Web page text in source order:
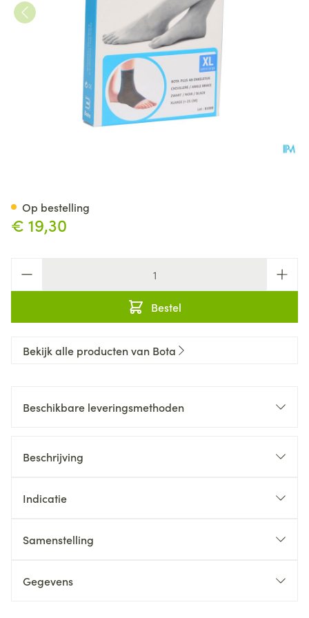
€ 19,30
Bestel
Op bestelling
Bekijk alle producten van Bota
Beschikbare leveringsmethoden
Beschrijving
Indicatie
Samenstelling
Gegevens